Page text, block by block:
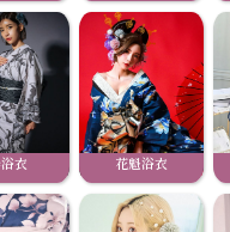
衣 花魁浴衣